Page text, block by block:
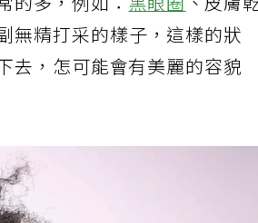
的多，例如：黑眼圈 、皮膚
無精打采的樣子，這樣的狀
去，怎可能會有美麗的容貌